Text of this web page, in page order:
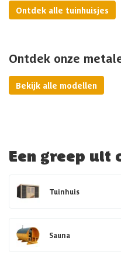
Ontdek alle tuinhuisjes
Ontdek onze
Bekijk alle modellen
Een greep uit
Tuinhuis
Sauna